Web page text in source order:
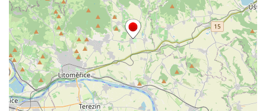
Kenotaf Antona Klause na hřbitově v
Dolním Podluží
Kenotaf Heinricha Klause na hřbitově v
Dolním Podluží
Kenotaf Josefa Stolle na hřbitově v Dolním
Podluží
Pomník obětem 1. světové války na